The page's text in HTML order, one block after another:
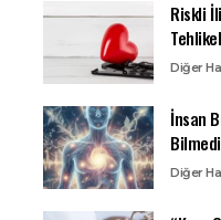
Riskli
Diğer
İnsan
Diğer